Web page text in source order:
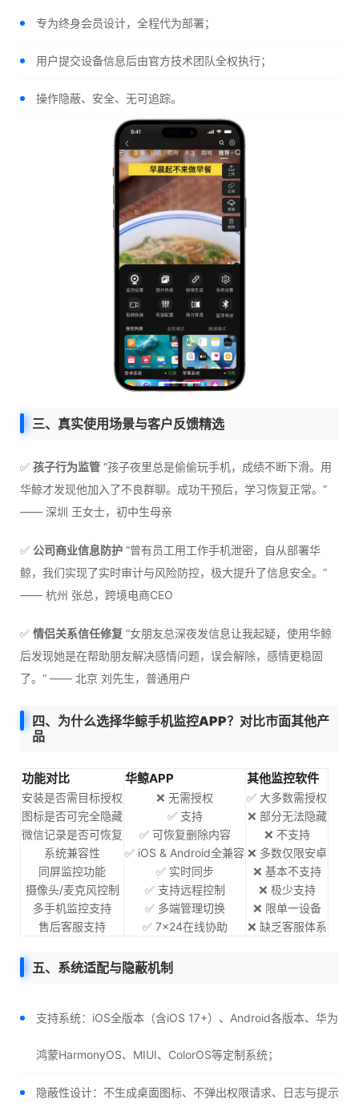
专为终身会员设计，全程代为部署；
用户提交设备信息后由官方技术团队全权执行；
操作隐蔽、安全、无可追踪。
三、真实使用场景与客户反馈精选
✅ 孩子行为监管 “孩子夜里总是偷偷玩手机，成绩不断下滑。用
华鲸才发现他加入了不良群聊。成功干预后，学习恢复正常。”
—— 深圳 王女士，初中生母亲
✅ 公司商业信息防护 “曾有员工用工作手机泄密，自从部署华
鲸，我们实现了实时审计与风险防控，极大提升了信息安全。”
—— 杭州 张总，跨境电商CEO
✅ 情侣关系信任修复 “女朋友总深夜发信息让我起疑，使用华鲸
后发现她是在帮助朋友解决感情问题，误会解除，感情更稳固
了。” —— 北京 刘先生，普通用户
四、为什么选择华鲸手机监控APP？对比市面其他产
品
功能对比 华鲸APP 其他监控软件
安装是否需目标授权 ❌ 无需授权
✅ 大多数需授权
图标是否可完全隐藏
✅ 支持
❌ 部分无法隐藏
微信记录是否可恢复
✅ 可恢复删除内容
❌ 不支持
系统兼容性
✅ iOS & Android全兼容 ❌ 多数仅限安卓
同屏监控功能
✅ 实时同步
❌ 基本不支持
摄像头/麦克风控制
✅ 支持远程控制
❌ 极少支持
多手机监控支持
✅ 多端管理切换
❌ 限单一设备
售后客服支持
✅ 7×24在线协助 ❌ 缺乏客服体系
五、系统适配与隐蔽机制
支持系统：iOS全版本（含iOS 17+）、Android各版本、华为
鸿蒙HarmonyOS、MIUI、ColorOS等定制系统；
隐蔽性设计：不生成桌面图标、不弹出权限请求、日志与提示